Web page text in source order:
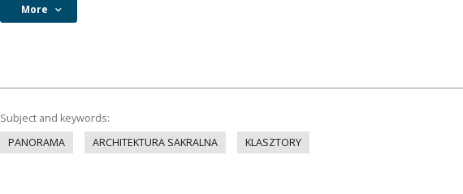
More
Subject and keywords:
PANORAMA
ARCHITEKTURA SAKRALNA KLASZTORY